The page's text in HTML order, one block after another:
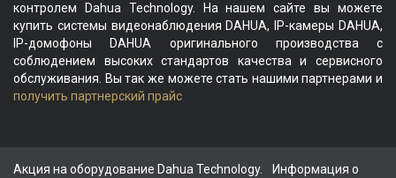
контролем Dahua Technology. На нашем сайте вы можете
купить системы видеонаблюдения DAHUA, IP-камеры DAHUA,
IP-домофоны DAHUA оригинального производства с
соблюдением высоких стандартов качества и сервисного
обслуживания. Вы так же можете стать нашими партнерами и
получить партнерский прайс
Акция на оборудование Dahua Technology. Информация о